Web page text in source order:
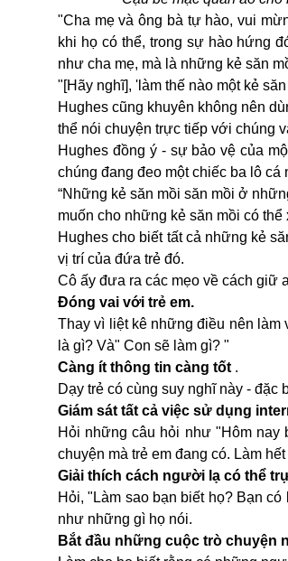
"Cha mẹ và ông bà tự hào, vui
khi họ có thể, trong sự hào hứng
như cha mẹ, mà là những kẻ săn
"[Hãy nghĩ], 'làm thế nào một kẻ
Hughes cũng khuyên không nên
thể nói chuyện trực tiếp với chúng
Hughes đồng ý - sự bảo vệ của
chúng đang đeo một chiếc ba lô cá
“Những kẻ săn mồi săn mồi ở
muốn cho những kẻ săn mồi có
Hughes cho biết tất cả những kẻ
vị trí của đứa trẻ đó.
Cô ấy đưa ra các mẹo về cách giữ
Đóng vai với trẻ em.
Thay vì liệt kê những điều nên làm
là gì? Và" Con sẽ làm gì? "
Càng ít thông tin càng tốt .
Dạy trẻ có cùng suy nghĩ này -
Giám sát tất cả việc sử dụng
Hỏi những câu hỏi như "Hôm nay
chuyện mà trẻ em đang có. Làm
Giải thích cách người lạ có thể
Hỏi, "Làm sao bạn biết họ? Bạn
như những gì họ nói.
Bắt đầu những cuộc trò chuyện